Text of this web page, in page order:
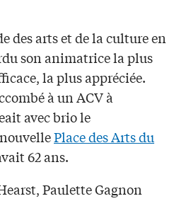
des arts et de la culture en
son animatrice la plus
la plus appréciée.
à un ACV à
avec brio le
Place des Arts du
62 ans.
Paulette Gagnon